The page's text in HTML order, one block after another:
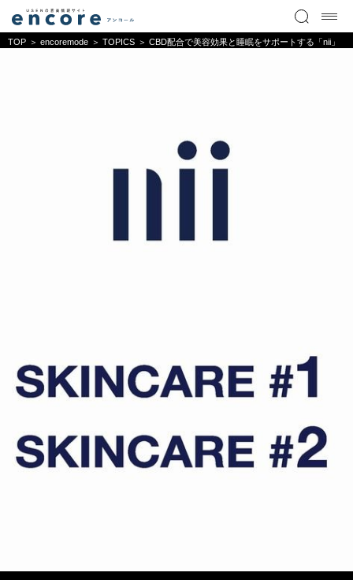
TOP encoremode TOPICS CBD配合で美容効果と睡眠をサポートする「nii」